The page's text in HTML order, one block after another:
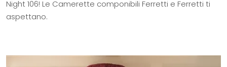
Night 106! Le Camerette componibili Ferretti e Ferretti ti
aspettano.